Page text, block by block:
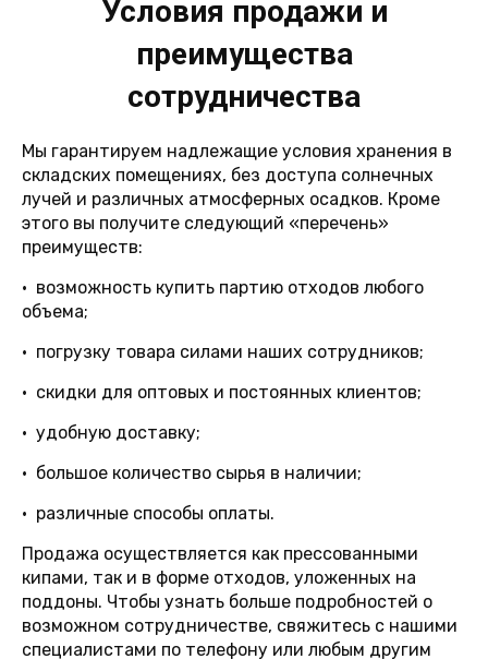
Условия продажи и
преимущества
сотрудничества
Мы гарантируем надлежащие условия хранения в
складских помещениях, без доступа солнечных
лучей и различных атмосферных осадков. Кроме
этого вы получите следующий «перечень»
преимуществ:
• возможность купить партию отходов любого
объема;
• погрузку товара силами наших сотрудников;
• скидки для оптовых и постоянных клиентов;
• удобную доставку;
• большое количество сырья в наличии;
• различные способы оплаты.
Продажа осуществляется как прессованными
кипами, так и в форме отходов, уложенных на
поддоны. Чтобы узнать больше подробностей о
возможном сотрудничестве, свяжитесь с нашими
специалистами по телефону или любым другим